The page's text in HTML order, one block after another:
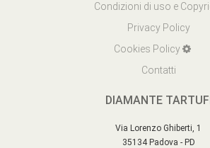
Condizioni di uso e
Privacy Policy
Cookies Policy
Contatti
DIAMANTE
Via Lorenzo Ghiberti, 1
35134 Padova - PD